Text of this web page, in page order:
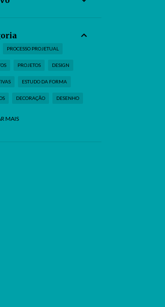
PROCESSO PROJETUAL
PROJETOS DESIGN
ESTUDO DA FORMA
DECORAÇÃO DESENHO
MAIS